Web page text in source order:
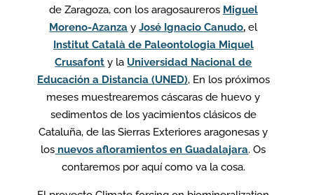
de Zaragoza, con los aragosaureros Miguel
Moreno-Azanza yJosé Ignacio Canudo, el
Institut Català de Paleontologia Miquel
Crusafont y la Universidad Nacional de
Educación a Distancia (UNED), En los próximos
meses muestrearemos cáscaras de huevo y
sedimentos de los yacimientos clásicos de
Cataluña, de las Sierras Exteriores aragonesas y
los nuevos afloramientos en Guadalajara. Os
contaremos por aquí como va la cosa.